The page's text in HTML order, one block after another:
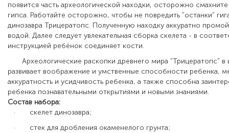
появится часть археологической находки, осторожно
гипса. Работайте осторожно, чтобы не повредить "останки"
динозавра Трицератопс. Полученную находку аккуратно
водой. Далее следует увлекательная сборка скелета - в
инструкцией ребёнок соединяет кости.
Археологические раскопки древнего мира "Трицератопс" в
развивает воображение и умственные способности ребенка,
аккуратность и усидчивость ребенка, а также способна
ребенка познавательными открытиями и новыми знаниями.
Состав набора:
·
скелет динозавра;
·
стек для дробления окаменелого грунта;